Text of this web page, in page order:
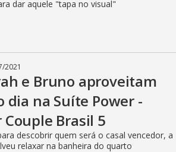
dar aquele "tapa no visual"
2021
e Bruno aproveitam
dia na Suíte Power -
Couple Brasil 5
descobrir quem será o casal vencedor, a
relaxar na banheira do quarto